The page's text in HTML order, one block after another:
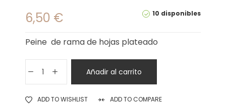
10 disponibles
6,50 €
Peine de rama de hojas plateado
Añadir al carrito
ADD TO WISHLIST ADD TO COMPARE